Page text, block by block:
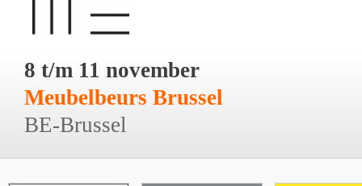
8 t/m 11 november
Meubelbeurs Brussel
BE-Brussel